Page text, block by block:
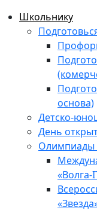
Школьнику
основа)
Детско-
День
Олимпиады
«Волга-